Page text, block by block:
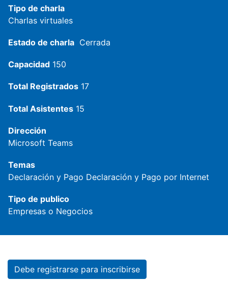
Tipo de charla
Charlas virtuales
Estado de charla Cerrada
Capacidad 150
Total Registrados 17
Total Asistentes 15
Dirección
Microsoft Teams
Temas
Declaración y Pago Declaración y Pago por Internet
Tipo de publico
Empresas o Negocios
Debe registrarse para inscribirse